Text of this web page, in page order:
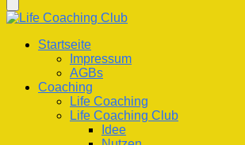
Life Coaching Club
Für Deine Lebenskompetenz
Startseite
Impressum
AGBs
Coaching
Life Coaching
Life Coaching Club
Idee